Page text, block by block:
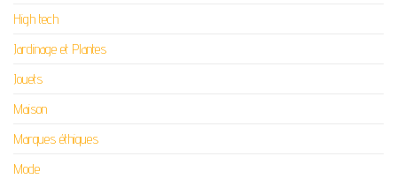
High tech
Jardinage et Plantes
Jouets
Maison
Marques éthiques
Mode